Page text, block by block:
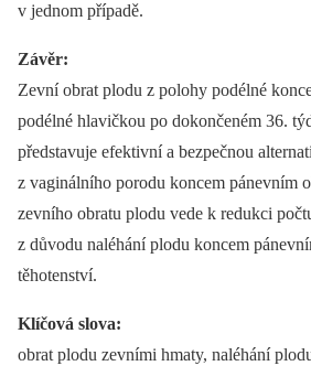
v jednom případě.
Závěr:
Zevní obrat plodu z polohy podélné
podélné hlavičkou po dokončeném 36.
představuje efektivní a bezpečnou
z vaginálního porodu koncem pánevním
zevního obratu plodu vede k redukci
z důvodu naléhání plodu koncem
těhotenství.
Klíčová slova:
obrat plodu zevními hmaty, naléhání